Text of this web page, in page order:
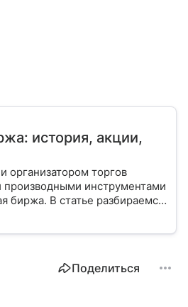
история, акции,
организатором торгов
инструментами
биржа. В статье разбираемся,
на площадке
Поделиться